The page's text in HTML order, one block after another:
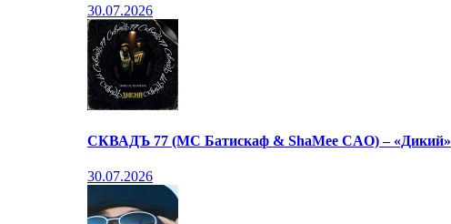
30.07.2026
СКВАДЪ 77 (МС Батискаф & ShaMee CAO) – «Дикий»
30.07.2026